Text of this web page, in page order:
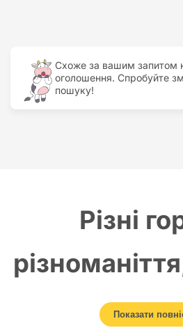
Найдешевший
Схоже за вашим запитом
оголошення. Спробуйте
пошуку!
Різні
та
Показати